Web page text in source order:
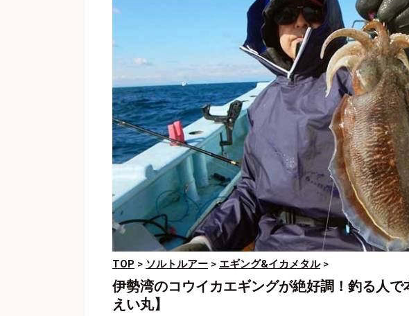
TOP > ソルトルアー > エギング&イカメタル>
伊勢湾のコウイカエギングが絶好調！釣る人
えい丸】